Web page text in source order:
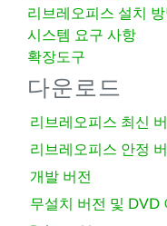
리브레오피스 설치 방
시스템 요구 사항
확장도구
다운로드
리브레오피스 최신
리브레오피스 안정
개발 버전
무설치 버전 및 DVD